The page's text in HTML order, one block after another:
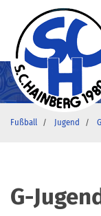
Fußball Jugend
G-